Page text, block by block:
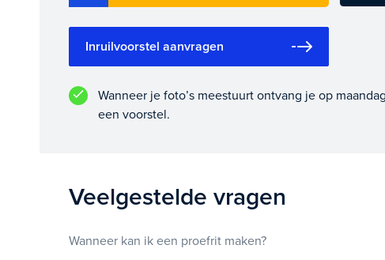
Inruilvoorstel aanvragen
Wanneer je foto’s meestuurt ontvang je op
een voorstel.
Veelgestelde vragen
Wanneer kan ik een proefrit maken?